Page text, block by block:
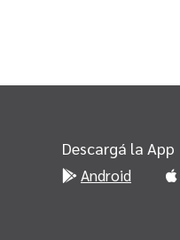
Descargá la App
Android